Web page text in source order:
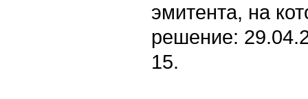
эмитента, на
решение:
15.